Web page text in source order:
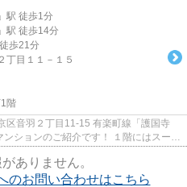
」駅 徒歩1分
」駅 徒歩14分
歩21分
２丁目１１－１５
階
ご紹介です！ １階にはスーパ
ありません。
のお問い合わせはこちら